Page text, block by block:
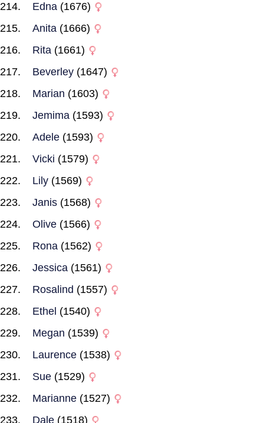
Edna (1676)
Anita (1666)
Rita (1661)
Beverley (1647)
Marian (1603)
Jemima (1593)
Adele (1593)
Vicki (1579)
Lily (1569)
Janis (1568)
Olive (1566)
Rona (1562)
Jessica (1561)
Rosalind (1557)
Ethel (1540)
Megan (1539)
Laurence (1538)
Sue (1529)
Marianne (1527)
Dale (1518)